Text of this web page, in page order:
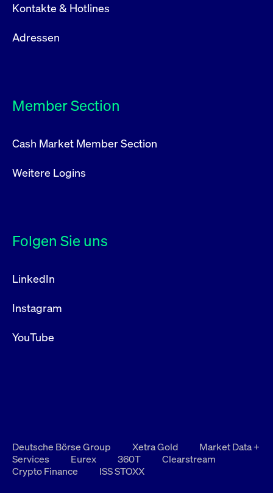
Kontakte & Hotlines
Adressen
Member Section
Cash Market Member Section
Weitere Logins
Folgen Sie uns
LinkedIn
Instagram
YouTube
Deutsche Börse Group Xetra Gold
Market Data +
Services
Eurex 360T
Clearstream
Crypto Finance
ISS STOXX